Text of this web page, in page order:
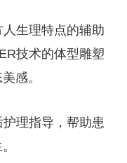
生理特点的辅助
技术的体型雕塑
感。
理指导，帮助患